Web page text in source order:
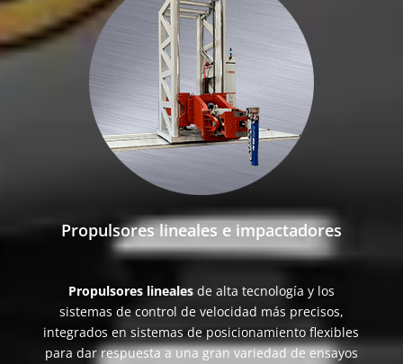
Propulsores lineales e impactadores
Propulsores linealesde alta tecnología y los
sistemas de control de velocidad más precisos,
integrados en sistemas de posicionamiento flexibles
para dar respuesta a una gran variedad de ensayos